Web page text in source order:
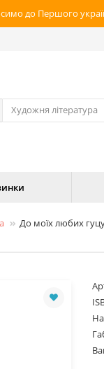
до Першого
До моїх любих